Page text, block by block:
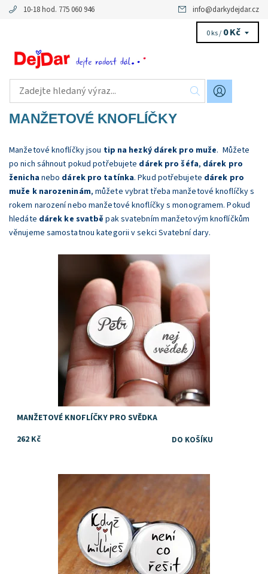
10-18 hod. 775 060 946 info@darkydejdar.cz
0 ks / 0 Kč
MANŽETOVÉ KNOFLÍČKY
Manžetové knoflíčky jsou tip na hezký dárek pro muže. Můžete
po nich sáhnout pokud potřebujete dárek pro šéfa, dárek pro
ženichanebo dárek pro tatínka. Pkud potřebujete dárek pro
muže k narozeninám, můžete vybrat třeba manžetové knoflíčky s
rokem narození nebo manžetové knoflíčky s monogramem. Pokud
hledáte dárek ke svatbě pak svatebním manžetovým knoflíčkům
věnujeme samostatnou kategorii v sekci Svatební dary.
Dostupnost: Skladem
MANŽETOVÉ KNOFLÍČKY PRO SVĚDKA
262 Kč
Dostupnost: Skladem